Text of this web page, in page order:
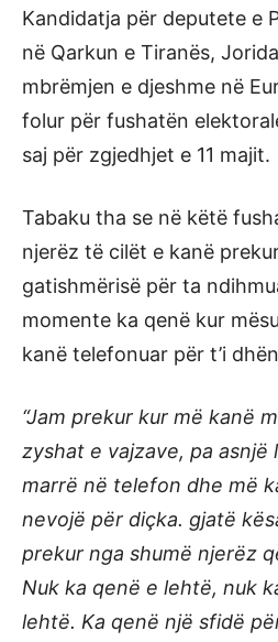
Kandidatja për deputete e
në Qarkun e Tiranës,
mbrëmjen e djeshme në
folur për fushatën
saj për zgjedhjet e 11 majit.
Tabaku tha se në këtë
njerëz të cilët e kanë
gatishmërisë për ta
momente ka qenë kur
kanë telefonuar për t’i
“Jam prekur kur më kanë
zyshat e vajzave, pa asnjë
marrë në telefon dhe më
nevojë për diçka. gjatë
prekur nga shumë njerëz
Nuk ka qenë e lehtë, nuk
lehtë. Ka qenë një sfidë